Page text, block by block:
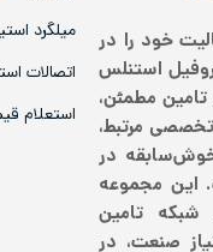
از سال 1386 فعالیت خود را در
استنلس
تامین مطمئن،
مرتبط،
خوش‌سابقه در
این مجموعه
شبکه تامین
صنعت، در
میلگرد
اتصالات
استعلام